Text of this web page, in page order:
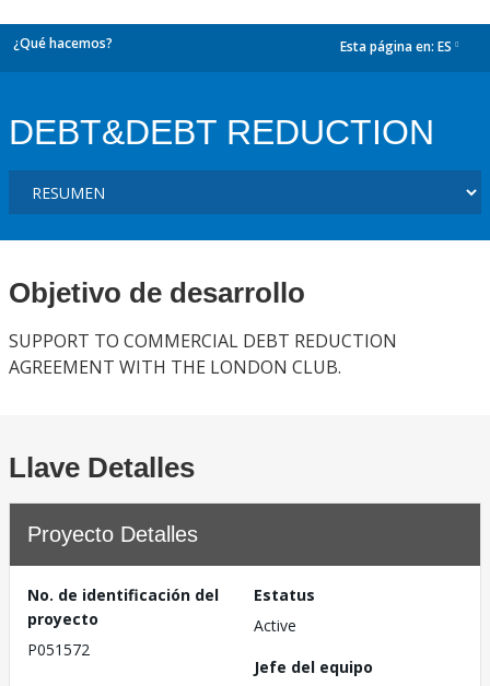
¿Qué hacemos? Esta página en: ES
DEBT&DEBT REDUCTION
Objetivo de desarrollo
SUPPORT TO COMMERCIAL DEBT REDUCTION
AGREEMENT WITH THE LONDON CLUB.
Llave Detalles
Proyecto Detalles
No. de identificación del
proyecto
P051572
Estatus
Active
Jefe del equipo